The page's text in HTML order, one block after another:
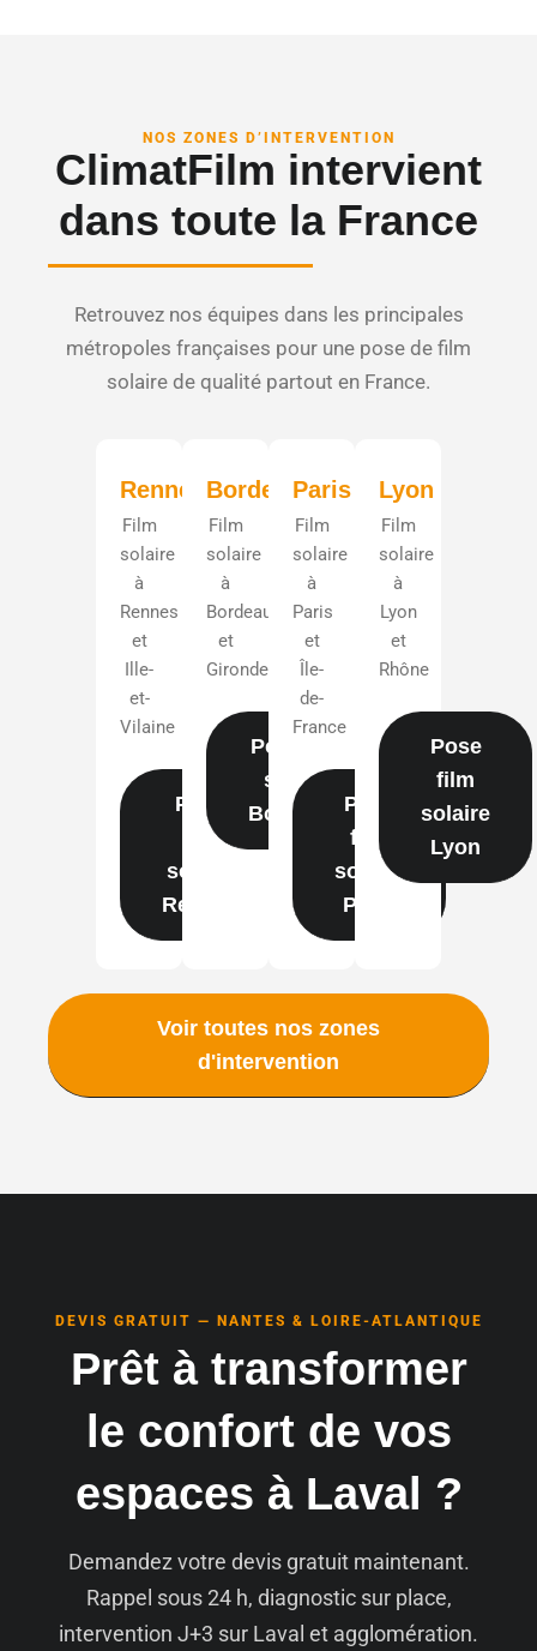
NOS ZONES D’INTERVENTION
ClimatFilm intervient
dans toute la France
Retrouvez nos équipes dans les principales
métropoles françaises pour une pose de film
solaire de qualité partout en France.
Rennes
Film
solaire
à
Rennes
et
Ille-
et-
Vilaine
Pose
film
solaire
Rennes
Bordeaux
Film
solaire
à
Bordeaux
et
Gironde
Pose film
solaire
Bordeaux
Paris
Film
solaire
à
Paris
et
Île-
de-
France
Pose
film
solaire
Paris
Lyon
Film
solaire
à
Lyon
et
Rhône
Pose
film
solaire
Lyon
Voir toutes nos zones
d'intervention
DEVIS GRATUIT — NANTES & LOIRE-ATLANTIQUE
Prêt à transformer
le confort de vos
espaces à Laval ?
Demandez votre devis gratuit maintenant.
Rappel sous 24 h, diagnostic sur place,
intervention J+3 sur Laval et agglomération.